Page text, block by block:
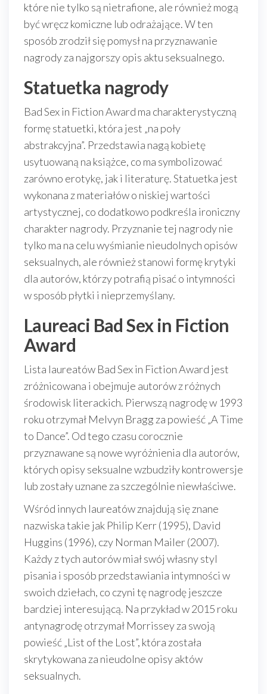
które nie tylko są nietrafione, ale również mogą
być wręcz komiczne lub odrażające. W ten
sposób zrodził się pomysł na przyznawanie
nagrody za najgorszy opis aktu seksualnego.
Statuetka nagrody
Bad Sex in Fiction Award ma charakterystyczną
formę statuetki, która jest „na poły
abstrakcyjna”. Przedstawia nagą kobietę
usytuowaną na książce, co ma symbolizować
zarówno erotykę, jak i literaturę. Statuetka jest
wykonana z materiałów o niskiej wartości
artystycznej, co dodatkowo podkreśla ironiczny
charakter nagrody. Przyznanie tej nagrody nie
tylko ma na celu wyśmianie nieudolnych opisów
seksualnych, ale również stanowi formę krytyki
dla autorów, którzy potrafią pisać o intymności
w sposób płytki i nieprzemyślany.
Laureaci Bad Sex in Fiction
Award
Lista laureatów Bad Sex in Fiction Award jest
zróżnicowana i obejmuje autorów z różnych
środowisk literackich. Pierwszą nagrodę w 1993
roku otrzymał Melvyn Bragg za powieść „A Time
to Dance”. Od tego czasu corocznie
przyznawane są nowe wyróżnienia dla autorów,
których opisy seksualne wzbudziły kontrowersje
lub zostały uznane za szczególnie niewłaściwe.
Wśród innych laureatów znajdują się znane
nazwiska takie jak Philip Kerr (1995), David
Huggins (1996), czy Norman Mailer (2007).
Każdy z tych autorów miał swój własny styl
pisania i sposób przedstawiania intymności w
swoich dziełach, co czyni tę nagrodę jeszcze
bardziej interesującą. Na przykład w 2015 roku
antynagrodę otrzymał Morrissey za swoją
powieść „List of the Lost”, która została
skrytykowana za nieudolne opisy aktów
seksualnych.